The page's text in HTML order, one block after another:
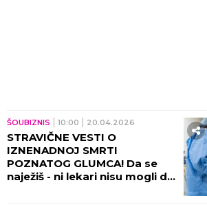
ŠOUBIZNIS 10:00 20.04.2026
STRAVIČNE VESTI O
IZNENADNOJ SMRTI
POZNATOG GLUMCA! Da se
naježiš - ni lekari nisu mogli da